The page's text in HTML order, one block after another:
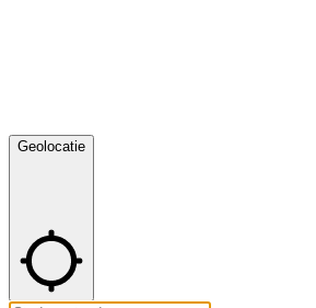
Geolocatie